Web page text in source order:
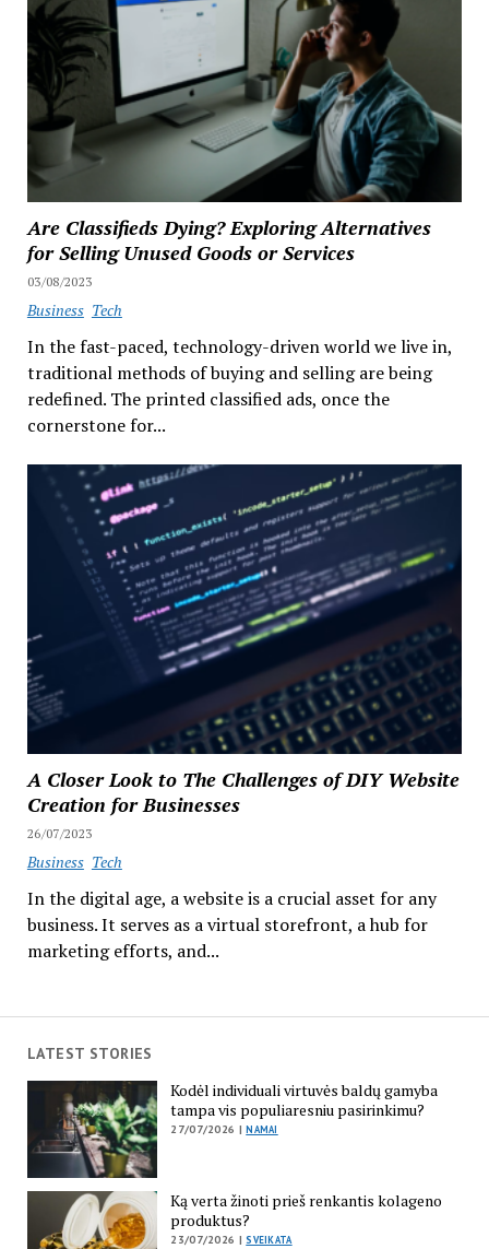
Are Classifieds Dying? Exploring Alternatives
for Selling Unused Goods or Services
03/08/2023
Business Tech
In the fast-paced, technology-driven world we live in,
traditional methods of buying and selling are being
redefined. The printed classified ads, once the
cornerstone for...
A Closer Look to The Challenges of DIY Website
Creation for Businesses
26/07/2023
Business Tech
In the digital age, a website is a crucial asset for any
business. It serves as a virtual storefront, a hub for
marketing efforts, and...
LATEST STORIES
Kodėl individuali virtuvės baldų gamyba
tampa vis populiaresniu pasirinkimu?
27/07/2026 |NAMAI
Ką verta žinoti prieš renkantis kolageno
produktus?
23/07/2026 |SVEIKATA